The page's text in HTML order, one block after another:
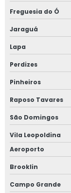
Janela alto
Janela com alto
Janela de
Janela de
Janela de
Janela de
Janela de
Janela de
Janela em
Freguesia do Ó
Jaraguá
Lapa
Perdizes
Pinheiros
Raposo Tavares
São Domingos
Vila Leopoldina
Aeroporto
Brooklin
Campo Grande